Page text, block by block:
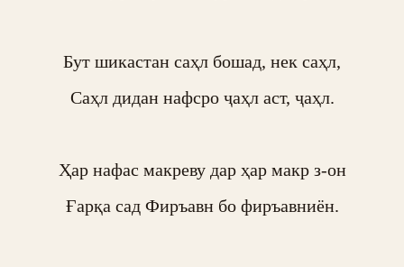
Бут шикастан саҳл бошад, нек саҳл,
Саҳл дидан нафсро ҷаҳл аст, ҷаҳл.
Ҳар нафас макреву дар ҳар макр з-он
Ғарқа сад Фиръавн бо фиръавниён.